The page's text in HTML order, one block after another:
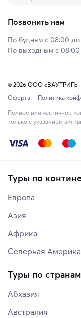
Позвонить нам
По будням с 08:00 до
По выходным с 08:00
© 2026 ООО «ВАУТРИП»
Оферта
Политика
Полное или частичное
только с указанием
Туры по
Европа
Азия
Африка
Северная Америка
Туры по странам
Абхазия
Австралия